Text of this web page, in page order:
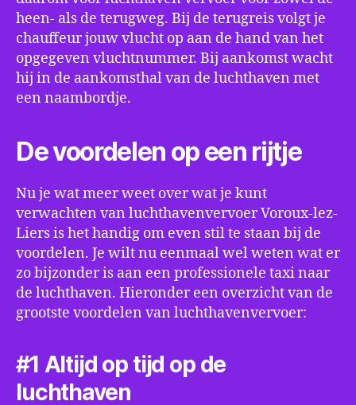
heen- als de terugweg. Bij de terugreis volgt je
chauffeur jouw vlucht op aan de hand van het
opgegeven vluchtnummer. Bij aankomst wacht
hij in de aankomsthal van de luchthaven met
een naambordje.
De voordelen op een rijtje
Nu je wat meer weet over wat je kunt
verwachten van luchthavenvervoer Voroux-lez-
Liers is het handig om even stil te staan bij de
voordelen. Je wilt nu eenmaal wel weten wat er
zo bijzonder is aan een professionele taxi naar
de luchthaven. Hieronder een overzicht van de
grootste voordelen van luchthavenvervoer:
#1 Altijd op tijd op de
luchthaven